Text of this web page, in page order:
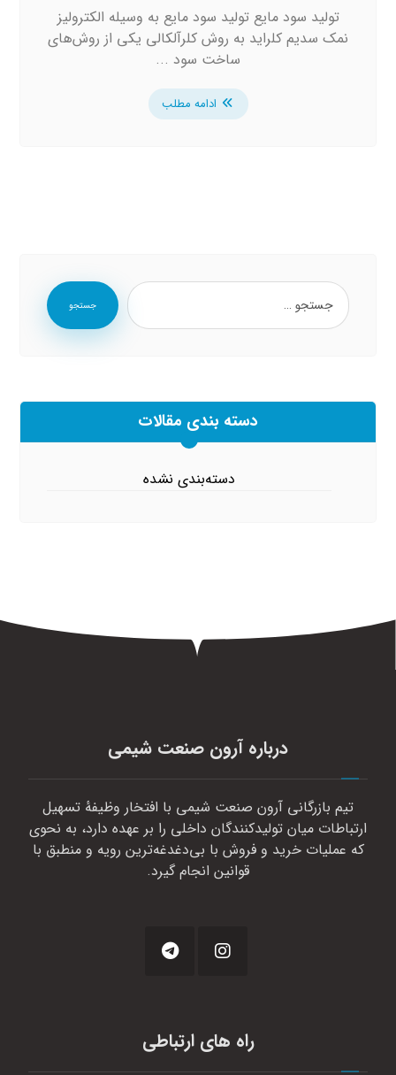
تولید سود مایع تولید سود مایع به وسیله الکترولیز
نمک سدیم کلراید به روش کلرآلکالی یکی از روش‌های
ساخت سود ...
ادامه مطلب
جستجو
دسته بندی مقالات
دسته‌بندی نشده
درباره آرون صنعت شیمی
تیم بازرگانی آرون صنعت شیمی با افتخار وظیفهٔ تسهیل
ارتباطات میان تولیدکنندگان داخلی را بر عهده دارد، به نحوی
که عملیات خرید و فروش با بی‌دغدغه‌ترین رویه و منطبق با
قوانین انجام گیرد.
راه های ارتباطی